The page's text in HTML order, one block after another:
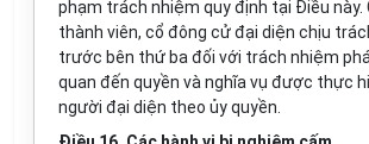
phạm trách nhiệm quy định tại Điều này.
thành viên, cổ đông cử đại diện chịu
trước bên thứ ba đối với trách nhiệm
quan đến quyền và nghĩa vụ được thực
người đại diện theo ủy quyền.